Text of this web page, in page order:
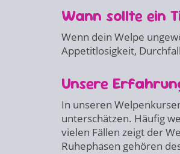
Wann sollte ein
Wenn dein Welpe
Appetitlosigkeit,
Unsere
In unseren
unterschätzen. Häufig
vielen Fällen zeigt der
Ruhephasen gehören